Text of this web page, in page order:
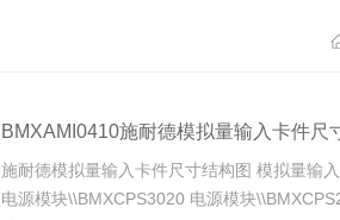
BMXAMI0410施耐德模拟量输入卡件尺
施耐德模拟量输入卡件尺寸结构图 模拟量输
电源模块\\BMXCPS3020 电源模块